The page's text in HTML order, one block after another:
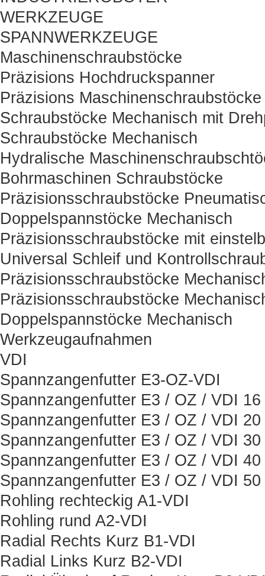
WERKZEUGE
SPANNWERKZEUGE
Maschinenschraubstöcke
Präzisions Hochdruckspanner
Präzisions Maschinenschraubstöcke
Schraubstöcke Mechanisch mit
Schraubstöcke Mechanisch
Hydralische
Bohrmaschinen Schraubstöcke
Präzisionsschraubstöcke
Doppelspannstöcke Mechanisch
Präzisionsschraubstöcke mit
Universal Schleif und
Präzisionsschraubstöcke
Präzisionsschraubstöcke
Doppelspannstöcke Mechanisch
Werkzeugaufnahmen
VDI
Spannzangenfutter E3-OZ-VDI
Spannzangenfutter E3 / OZ / VDI 16
Spannzangenfutter E3 / OZ / VDI 20
Spannzangenfutter E3 / OZ / VDI 30
Spannzangenfutter E3 / OZ / VDI 40
Spannzangenfutter E3 / OZ / VDI 50
Rohling rechteckig A1-VDI
Rohling rund A2-VDI
Radial Rechts Kurz B1-VDI
Radial Links Kurz B2-VDI